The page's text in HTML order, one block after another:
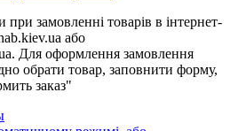
при замовленні товарів в інтернет-
або
Для оформлення замовлення
обрати товар, заповнити форму,
заказ"